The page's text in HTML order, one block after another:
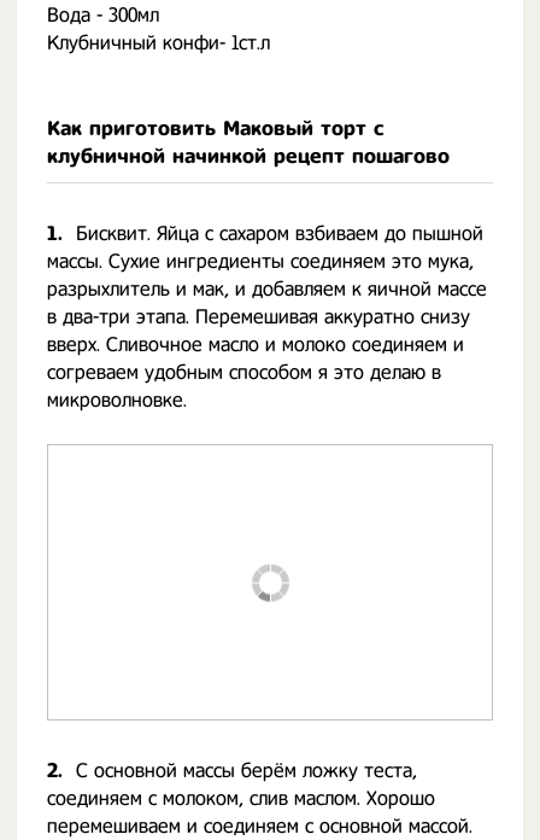
Вода - 300мл
Клубничный конфи- 1ст.л
Как приготовить Маковый торт с
клубничной начинкой рецепт пошагово
1.
Бисквит. Яйца с сахаром взбиваем до пышной
массы. Сухие ингредиенты соединяем это мука,
разрыхлитель и мак, и добавляем к яичной массе
в два-три этапа. Перемешивая аккуратно снизу
вверх. Сливочное масло и молоко соединяем и
согреваем удобным способом я это делаю в
микроволновке.
2. С основной массы берём ложку теста,
соединяем с молоком, слив маслом. Хорошо
перемешиваем и соединяем с основной массой.